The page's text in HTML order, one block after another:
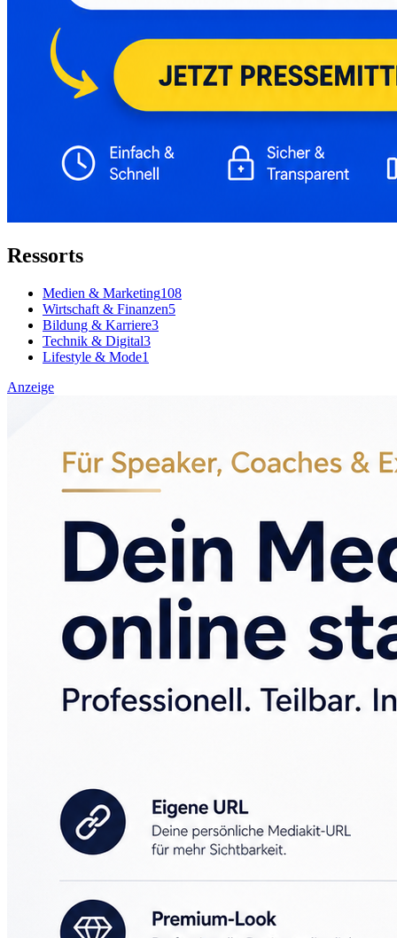
Ressorts
Medien & Marketing108
Wirtschaft & Finanzen5
Bildung & Karriere3
Technik & Digital3
Lifestyle & Mode1
Anzeige